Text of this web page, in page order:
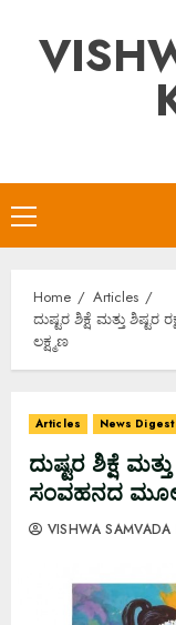
content
Primary
Menu
Home
Articles
ದುಷ್ಟರ ಶಿಕ್ಷೆ ಮತ್ತು
ಲಕ್ಷ್ಮಣ
Articles News Digest
ದುಷ್ಟರ ಶಿಕ್ಷೆ
ಸಂವಹನದ ಮೂಲ
VISHWA SAMVADA